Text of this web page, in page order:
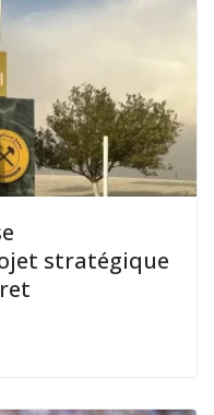
stratégique